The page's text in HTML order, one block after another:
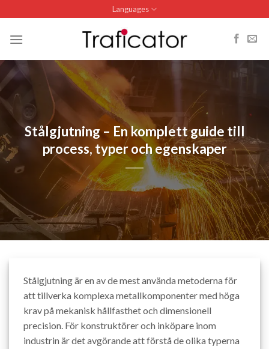
to
content
Languages
Stålgjutning – En komplett guide till
process, typer och egenskaper
Stålgjutning är en av de mest använda metoderna för
att tillverka komplexa metallkomponenter med höga
krav på mekanisk hållfasthet och dimensionell
precision. För konstruktörer och inköpare inom
industrin är det avgörande att förstå de olika typerna